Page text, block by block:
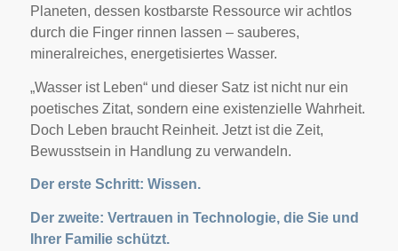
Planeten, dessen kostbarste Ressource wir achtlos
durch die Finger rinnen lassen – sauberes,
mineralreiches, energetisiertes Wasser.
„Wasser ist Leben“ und dieser Satz ist nicht nur ein
poetisches Zitat, sondern eine existenzielle Wahrheit.
Doch Leben braucht Reinheit. Jetzt ist die Zeit,
Bewusstsein in Handlung zu verwandeln.
Der erste Schritt: Wissen.
Der zweite: Vertrauen in Technologie, die Sie und
Ihrer Familie schützt.